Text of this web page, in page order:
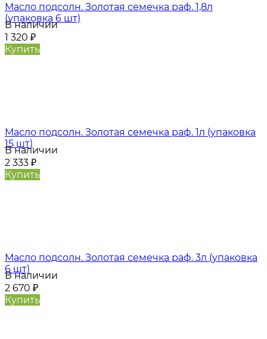
Масло подсолн. Золотая семечка раф. 1,8л
(упаковка 6 шт)
В наличии
1 320 ₽
Купить
Масло подсолн. Золотая семечка раф. 1л (упаковка
15 шт)
В наличии
2 333 ₽
Купить
Масло подсолн. Золотая семечка раф. 3л (упаковка
6 шт)
В наличии
2 670 ₽
Купить